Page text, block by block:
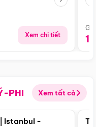
Xem chi tiết
PHI Xem tất cả
Điểm nổi bật
Istanbul -